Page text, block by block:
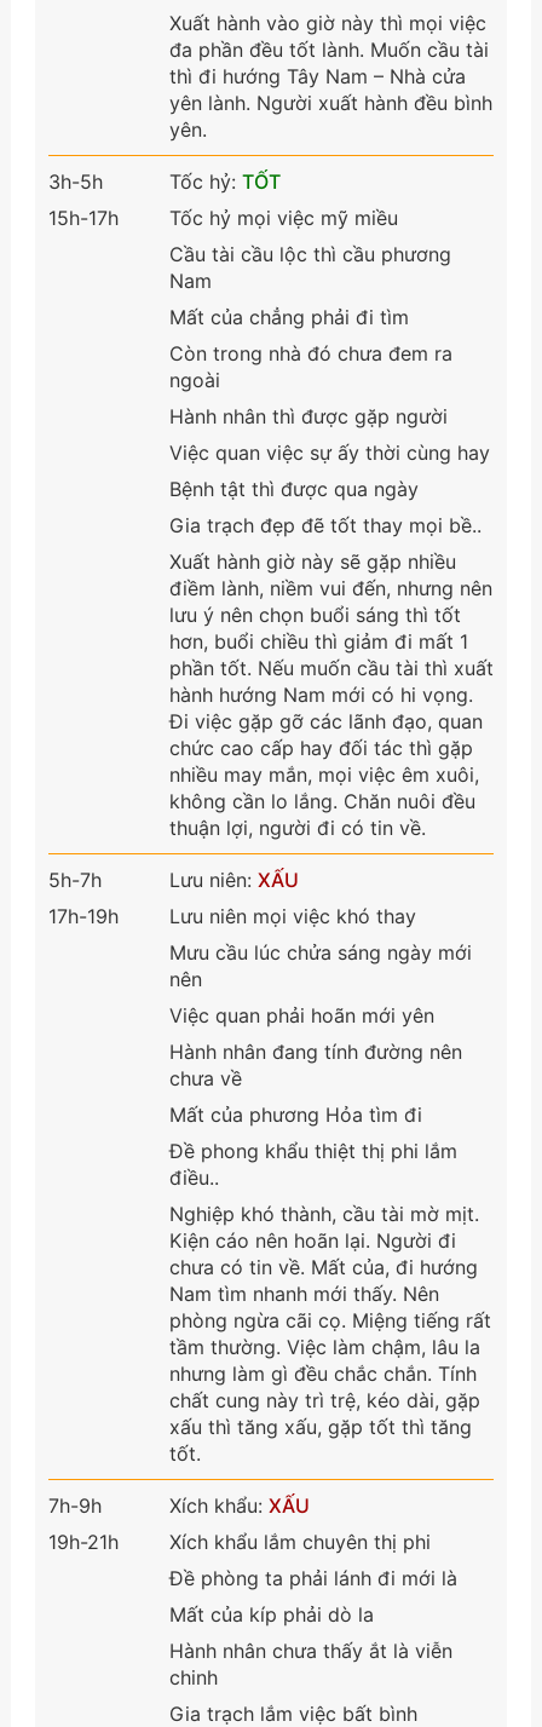
Xuất hành vào giờ này thì mọi việc
đa phần đều tốt lành. Muốn cầu tài
thì đi hướng Tây Nam – Nhà cửa
yên lành. Người xuất hành đều bình
yên.
3h-5h
15h-17h
Tốc hỷ: TỐT
Tốc hỷ mọi việc mỹ miều
Cầu tài cầu lộc thì cầu phương
Nam
Mất của chẳng phải đi tìm
Còn trong nhà đó chưa đem ra
ngoài
Hành nhân thì được gặp người
Việc quan việc sự ấy thời cùng hay
Bệnh tật thì được qua ngày
Gia trạch đẹp đẽ tốt thay mọi bề..
Xuất hành giờ này sẽ gặp nhiều
điềm lành, niềm vui đến, nhưng nên
lưu ý nên chọn buổi sáng thì tốt
hơn, buổi chiều thì giảm đi mất 1
phần tốt. Nếu muốn cầu tài thì xuất
hành hướng Nam mới có hi vọng.
Đi việc gặp gỡ các lãnh đạo, quan
chức cao cấp hay đối tác thì gặp
nhiều may mắn, mọi việc êm xuôi,
không cần lo lắng. Chăn nuôi đều
thuận lợi, người đi có tin về.
5h-7h
17h-19h
Lưu niên: XẤU
Lưu niên mọi việc khó thay
Mưu cầu lúc chửa sáng ngày mới
nên
Việc quan phải hoãn mới yên
Hành nhân đang tính đường nên
chưa về
Mất của phương Hỏa tìm đi
Đề phong khẩu thiệt thị phi lắm
điều..
Nghiệp khó thành, cầu tài mờ mịt.
Kiện cáo nên hoãn lại. Người đi
chưa có tin về. Mất của, đi hướng
Nam tìm nhanh mới thấy. Nên
phòng ngừa cãi cọ. Miệng tiếng rất
tầm thường. Việc làm chậm, lâu la
nhưng làm gì đều chắc chắn. Tính
chất cung này trì trệ, kéo dài, gặp
xấu thì tăng xấu, gặp tốt thì tăng
tốt.
7h-9h
19h-21h
Xích khẩu: XẤU
Xích khẩu lắm chuyên thị phi
Đề phòng ta phải lánh đi mới là
Mất của kíp phải dò la
Hành nhân chưa thấy ắt là viễn
chinh
Gia trạch lắm việc bất bình